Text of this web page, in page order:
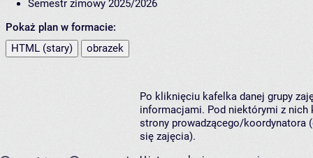
Semestr zimowy 2025/2026
Pokaż plan w formacie:
HTML (stary)
obrazek
Po kliknięciu kafelka danej grupy
informacjami. Pod niektórymi z nich
strony prowadzącego/koordynatora
się zajęcia).